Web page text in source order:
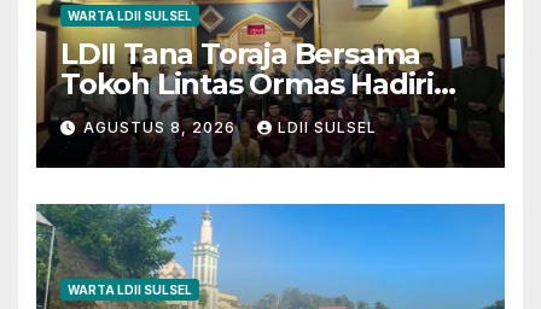
WARTA LDII SULSEL
LDII Tana Toraja Bersama
Tokoh Lintas Ormas Hadiri
Safari Magrib-Isya di Masjid
Polres
AGUSTUS 8, 2026 LDII SULSEL
WARTA LDII SULSEL